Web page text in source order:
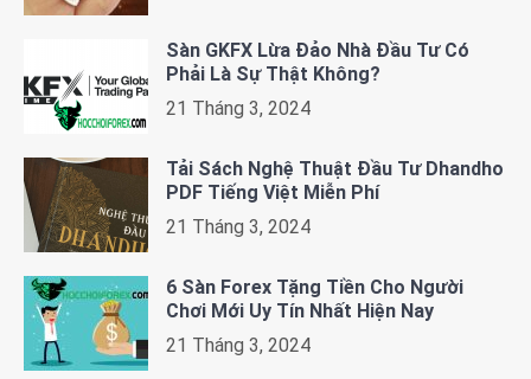
Sàn GKFX Lừa Đảo Nhà Đầu Tư Có
Phải Là Sự Thật Không?
21 Tháng 3, 2024
Tải Sách Nghệ Thuật Đầu Tư Dhandho
PDF Tiếng Việt Miễn Phí
21 Tháng 3, 2024
6 Sàn Forex Tặng Tiền Cho Người
Chơi Mới Uy Tín Nhất Hiện Nay
21 Tháng 3, 2024